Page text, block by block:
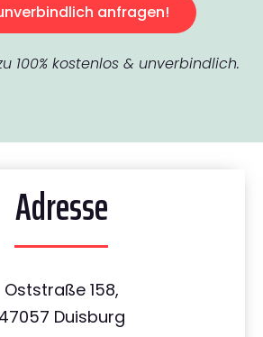
anfragen!
100% kostenlos & unverbindlich.
Adresse
Oststraße 158,
47057 Duisburg